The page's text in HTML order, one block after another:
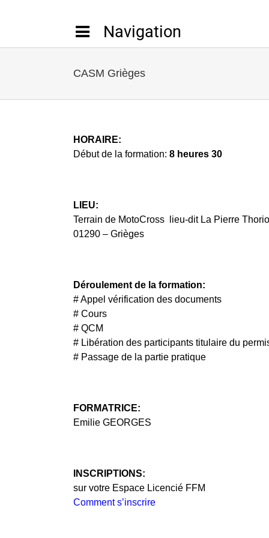
CASM Grièges
HORAIRE:
Début de la formation: 8 heures 30
LIEU:
Terrain de MotoCross lieu-dit La Pierre
01290 – Grièges
Déroulement de la formation:
# Appel vérification des documents
# Cours
# QCM
# Libération des participants titulaire du
# Passage de la partie pratique
FORMATRICE:
Emilie GEORGES
INSCRIPTIONS:
sur votre Espace Licencié FFM
Comment s’inscrire